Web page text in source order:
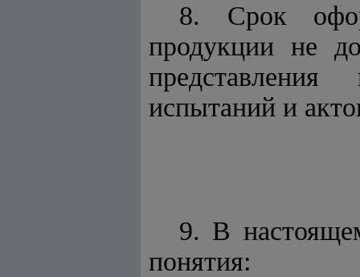
8. Срок
продукции не
испытаний и
9. В
понятия: